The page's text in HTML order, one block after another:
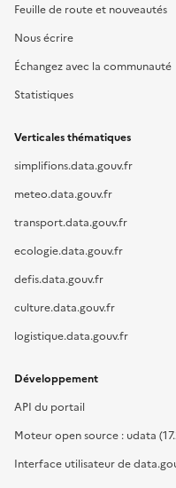
Feuille de route et nouveautés
Nous écrire
Échangez avec la communauté
Statistiques
Verticales thématiques
simplifions.data.gouv.fr
meteo.data.gouv.fr
transport.data.gouv.fr
ecologie.data.gouv.fr
defis.data.gouv.fr
culture.data.gouv.fr
logistique.data.gouv.fr
Développement
API du portail
Moteur open source : udata
Interface utilisateur de